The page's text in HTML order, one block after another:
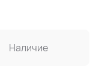
Наличие